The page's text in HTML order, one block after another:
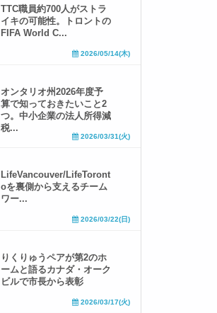
TTC職員約700人がストラ
イキの可能性。トロントの
FIFA World C...
2026/05/14(木)
オンタリオ州2026年度予
算で知っておきたいこと2
つ。中小企業の法人所得減
税...
2026/03/31(火)
LifeVancouver/LifeToront
oを裏側から支えるチーム
ワー...
2026/03/22(日)
りくりゅうペアが第2のホ
ームと語るカナダ・オーク
ビルで市長から表彰
2026/03/17(火)